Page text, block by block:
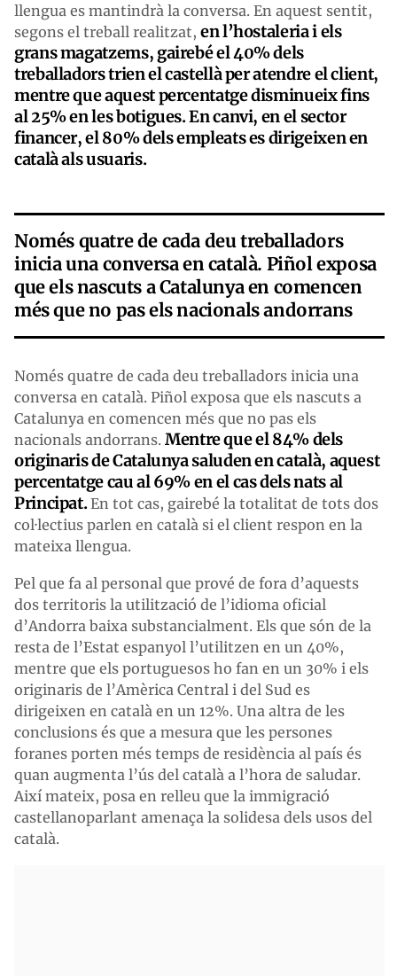
llengua es mantindrà la conversa. En aquest sentit,
segons el treball realitzat, en l’hostaleria i els
grans magatzems, gairebé el 40% dels
treballadors trien el castellà per atendre el client,
mentre que aquest percentatge disminueix fins
al 25% en les botigues. En canvi, en el sector
financer, el 80% dels empleats es dirigeixen en
català als usuaris.
Només quatre de cada deu treballadors
inicia una conversa en català. Piñol exposa
que els nascuts a Catalunya en comencen
més que no pas els nacionals andorrans
Només quatre de cada deu treballadors inicia una
conversa en català. Piñol exposa que els nascuts a
Catalunya en comencen més que no pas els
nacionals andorrans. Mentre que el 84% dels
originaris de Catalunya saluden en català, aquest
percentatge cau al 69% en el cas dels nats al
Principat.En tot cas, gairebé la totalitat de tots dos
col·lectius parlen en català si el client respon en la
mateixa llengua.
Pel que fa al personal que prové de fora d’aquests
dos territoris la utilització de l’idioma oficial
d’Andorra baixa substancialment. Els que són de la
resta de l’Estat espanyol l’utilitzen en un 40%,
mentre que els portuguesos ho fan en un 30% i els
originaris de l’Amèrica Central i del Sud es
dirigeixen en català en un 12%. Una altra de les
conclusions és que a mesura que les persones
foranes porten més temps de residència al país és
quan augmenta l’ús del català a l’hora de saludar.
Així mateix, posa en relleu que la immigració
castellanoparlant amenaça la solidesa dels usos del
català.